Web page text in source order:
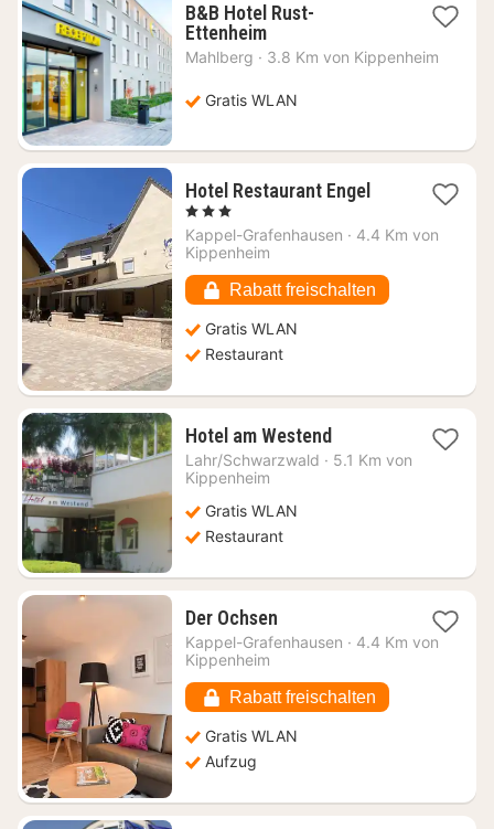
B&B Hotel Rust-
Ettenheim1
Nacht
93,79
€
Mahlberg · 3.8 Km von Kippenheim
Gratis WLAN
Hotel Restaurant Engel1
ab
, 3 Sterne
Kappel-Grafenhausen · 4.4 Km von
Kippenheim
Rabatt freischalten
Gratis WLAN
Restaurant
Hotel am Westend1
Nacht
Lahr/Schwarzwald · 5.1 Km von
Kippenheim
Gratis WLAN
Restaurant
Der Ochsen1
Nacht
€
Kappel-Grafenhausen · 4.4 Km von
Kippenheim
Rabatt freischalten
Gratis WLAN
Aufzug